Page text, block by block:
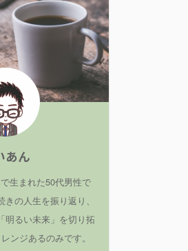
あん
生まれた50代男性で
の人生を振り返り、
明るい未来」を切り拓
ンジあるのみです。